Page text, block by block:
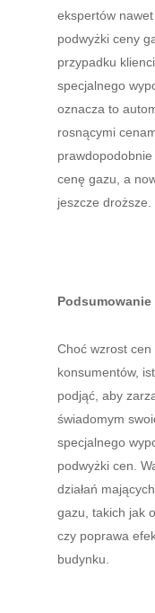
ekspertów
podwyżki ceny
przypadku
specjalnego
oznacza to
rosnącymi
cenę gazu, a
jeszcze droższe.
Podsumowanie
Choć wzrost
konsumentów,
podjąć, aby
świadomym
specjalnego
podwyżki cen.
działań
gazu, takich jak
czy poprawa
budynku.